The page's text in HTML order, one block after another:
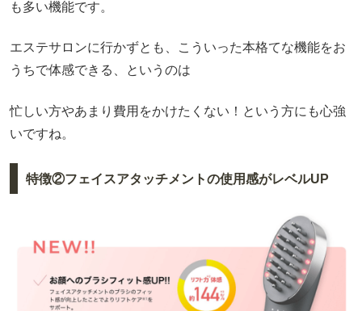
も多い機能です。
エステサロンに行かずとも、こういった本格てな機能をお
うちで体感できる、というのは
忙しい方やあまり費用をかけたくない！という方にも心強
いですね。
特徴②フェイスアタッチメントの使用感がレベルUP